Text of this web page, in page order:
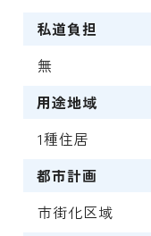
私道負担
無
用途地域
1種住居
都市計画
市街化区域